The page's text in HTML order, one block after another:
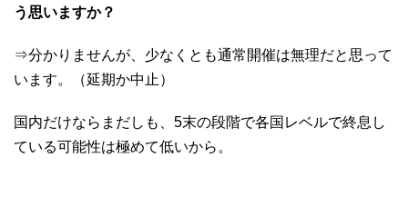
う思いますか？
⇒分かりませんが、少なくとも通常開催は無理だと思って
います。（延期か中止）
国内だけならまだしも、5末の段階で各国レベルで終息し
ている可能性は極めて低いから。